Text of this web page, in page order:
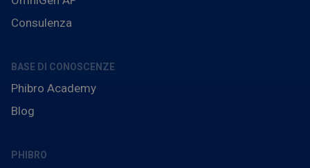
Consulenza
BASE DI CONOSCENZE
Phibro Academy
Blog
PHIBRO